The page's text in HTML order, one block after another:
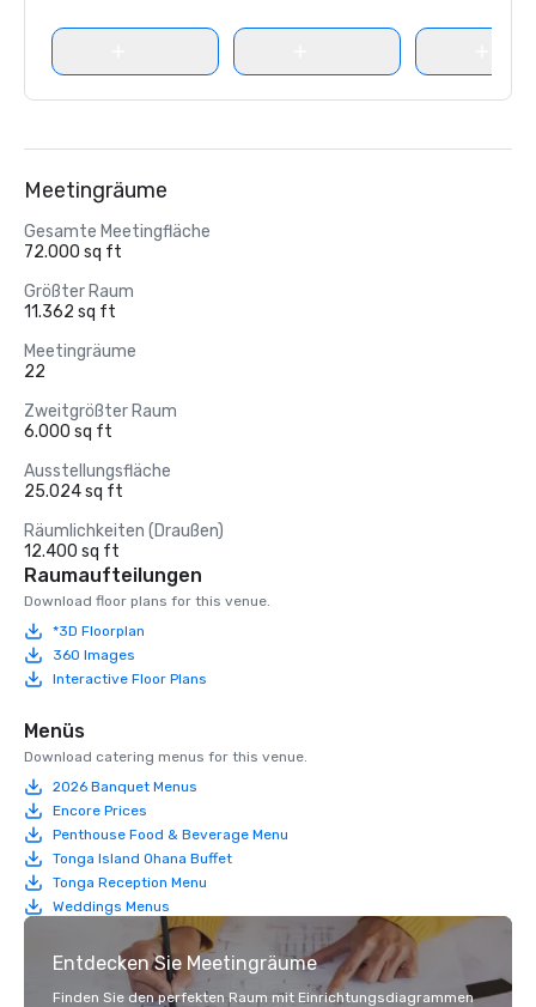
Meetingräume
Gesamte Meetingfläche
72.000 sq ft
Größter Raum
11.362 sq ft
Meetingräume
22
Zweitgrößter Raum
6.000 sq ft
Ausstellungsfläche
25.024 sq ft
Räumlichkeiten (Draußen)
12.400 sq ft
Raumaufteilungen
Download floor plans for this venue.
*3D Floorplan
360 Images
Interactive Floor Plans
Menüs
Download catering menus for this venue.
2026 Banquet Menus
Encore Prices
Penthouse Food & Beverage Menu
Tonga Island Ohana Buffet
Tonga Reception Menu
Weddings Menus
Entdecken Sie Meetingräume
Finden Sie den perfekten Raum mit Einrichtungsdiagrammen